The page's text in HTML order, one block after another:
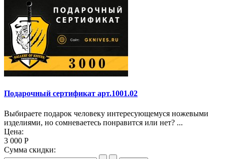
Подарочный сертификат арт.1001.02
Выбираете подарок человеку интересующемуся ножевыми
изделиями, но сомневаетесь понравится или нет? ...
Цена:
3 000 Р
Сумма скидки: